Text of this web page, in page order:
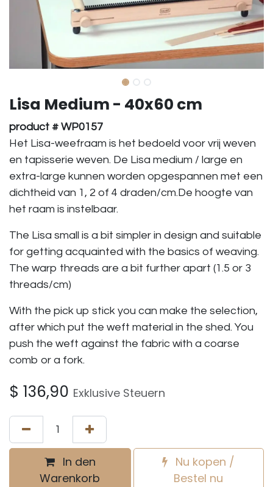
Lisa Medium - 40x60 cm
product # WP0157
Het Lisa-weefraam is het bedoeld voor vrij weven
en tapisserie weven. De Lisa medium / large en
extra-large kunnen worden opgespannen met een
dichtheid van 1, 2 of 4 draden/cm.De hoogte van
het raam is instelbaar.
The Lisa small is a bit simpler in design and suitable
for getting acquainted with the basics of weaving.
The warp threads are a bit further apart (1.5 or 3
threads/cm)
With the pick up stick you can make the selection,
after which put the weft material in the shed. You
push the weft against the fabric with a coarse
comb or a fork.
$ 136,90 Exklusive Steuern
In den
Warenkorb
Nu kopen /
Bestel nu